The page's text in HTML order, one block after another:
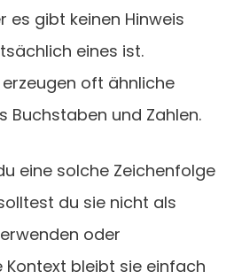
es gibt keinen Hinweis
eines ist.
oft ähnliche
Buchstaben und Zahlen.
eine solche Zeichenfolge
du sie nicht als
oder
Kontext bleibt sie einfach